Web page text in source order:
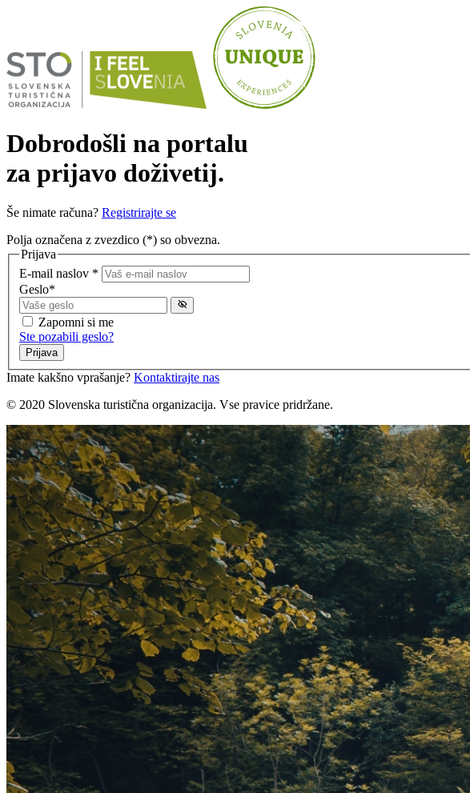
Dobrodošli na portalu
za prijavo doživetij.
Še nimate računa? Registrirajte se
Polja označena z zvezdico (*) so obvezna.
Prijava
E-mail naslov *
Geslo*
Zapomni si me
Ste pozabili geslo?
Prijava
Imate kakšno vprašanje? Kontaktirajte nas
© 2020 Slovenska turistična organizacija. Vse pravice pridržane.